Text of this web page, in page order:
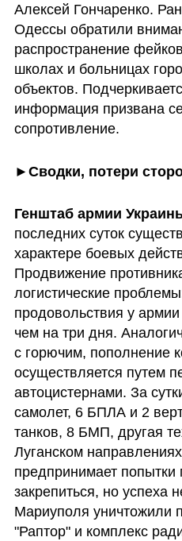
Алексей Гончаренко.
Одессы обратили
распространение
школах и больницах
объектов.
информация призвана
сопротивление.
► Сводки, потери
Генштаб армии
последних суток
характере боевых
Продвижение
логистические
продовольствия у
чем на три дня.
с горючим, пополнение
осуществляется путем
автоцистернами. За
самолет, 6 БПЛА и 2
танков, 8 БМП, другая
Луганском
предпринимает попытки
закрепиться, но успеха
Мариуполя уничтожили
"Раптор" и комплекс